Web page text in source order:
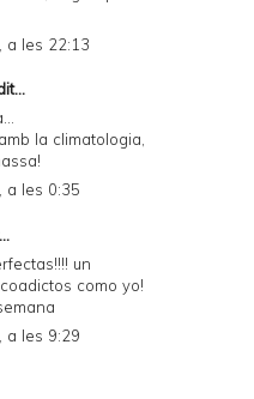
a les 22:13
la climatologia,
a les 0:35
un
como yo!
a les 9:29